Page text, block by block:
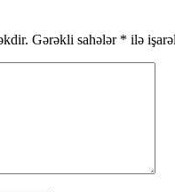
Gərəkli sahələr * ilə